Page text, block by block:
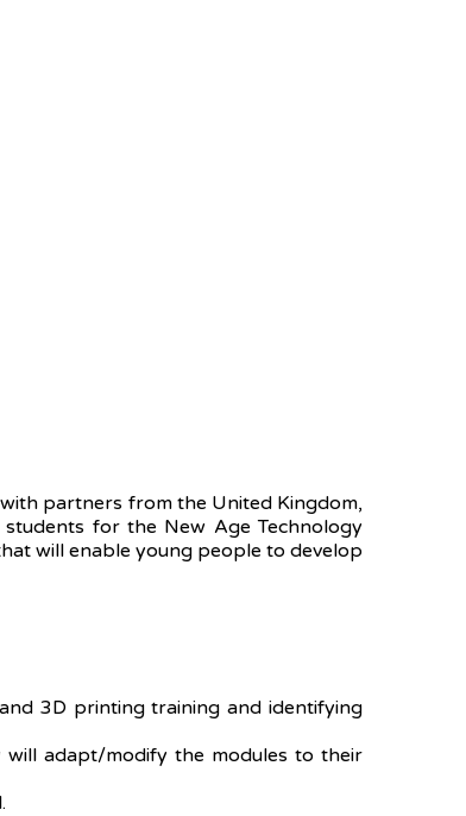
partners from the United Kingdom,
for the New Age Technology
will enable young people to develop
3D printing training and identifying
adapt/modify the modules to their